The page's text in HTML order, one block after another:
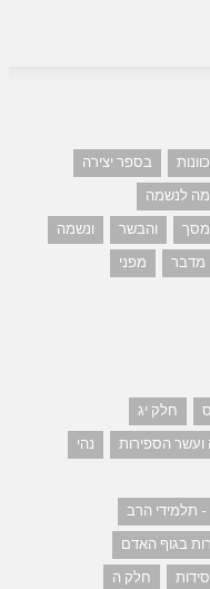
בספר יצירה
לנשמה
מסך והבשר
ונשמה
מדבר
מפני
חלק יג
ועשר הספירות
נהי
תלמידי הרב
בגוף האדם
חלק ה